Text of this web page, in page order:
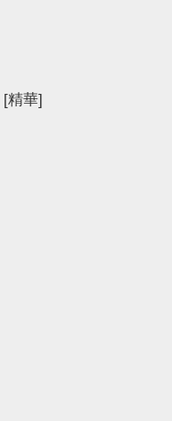
[精華]